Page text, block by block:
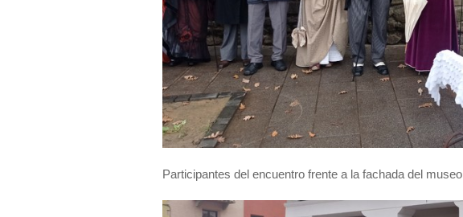
Participantes del encuentro frente a la fachada del museo